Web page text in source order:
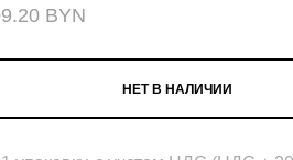
BYN
НЕТ В НАЛИЧИИ